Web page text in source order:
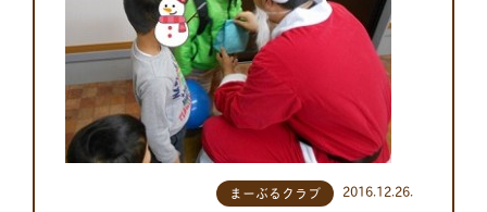
2016.12.26.
まーぶるクラブ